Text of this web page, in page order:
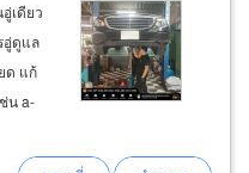
เดียว
อู่ดูแล
ด แก้
น a-
glb,
ถเบนซ์